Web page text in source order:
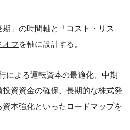
」の時間軸と「コスト・リス
オフ を軸に設計する。
による運転資本の最適化、中期
資資金の確保、長期的な株式発
本強化といったロードマップを